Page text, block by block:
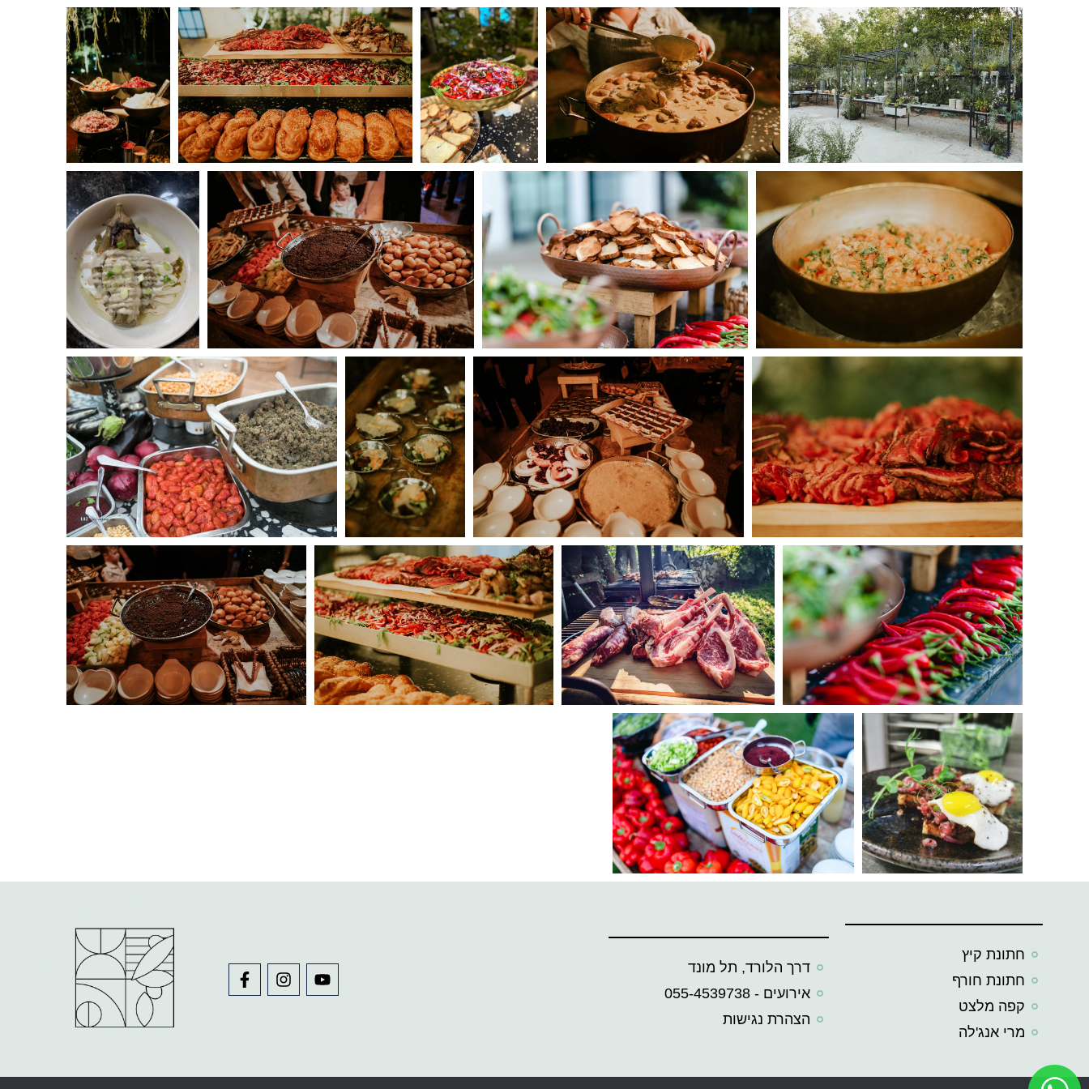
חתונת קיץ
חתונת חורף
קפה מלצט
מרי אנג'לה
דרך הלורד, תל מונד
אירועים - 055-4539738
הצהרת נגישות